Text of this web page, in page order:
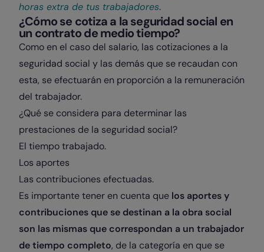
horas extra de tus trabajadores.
¿Cómo se cotiza a la seguridad social en
un contrato de medio tiempo?
Como en el caso del salario, las cotizaciones a la
seguridad social y las demás que se recaudan con
esta, se efectuarán en proporción a la remuneración
del trabajador.
¿Qué se considera para determinar las
prestaciones de la seguridad social?
El tiempo trabajado.
Los aportes
Las contribuciones efectuadas.
Es importante tener en cuenta que los aportes y
contribuciones que se destinan a la obra social
son las mismas que correspondan a un trabajador
de tiempo completo, de la categoría en que se